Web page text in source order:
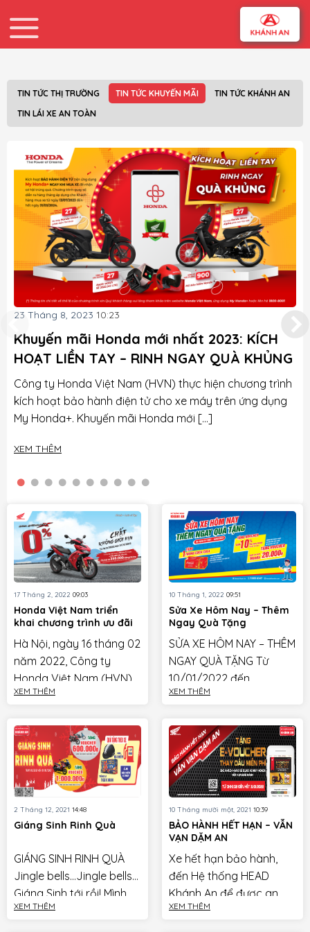
content
TIN TỨC THỊ TRƯỜNG TIN TỨC KHUYẾN MÃI
TIN TỨC KHÁNH AN
TIN LÁI XE AN TOÀN
23 Tháng 8, 2023 10:23
Khuyến mãi Honda mới nhất 2023: KÍCH
HOẠT LIỀN TAY – RINH NGAY QUÀ KHỦNG
Công ty Honda Việt Nam (HVN) thực hiện chương trình
kích hoạt bảo hành điện tử cho xe máy trên ứng dụng
My Honda+. Khuyến mãi Honda mới […]
XEM THÊM
17 Tháng 2, 2022 09:03
Honda Việt Nam triển
khai chương trình ưu đãi
WINNER X thế hệ mới –
“Mua Winner X 0% lãi
suất – Chất không giới
hạn” –
Hà Nội, ngày 16 tháng 02
năm 2022, Công ty
Honda Việt Nam (HVN)
thực hiện chương trình tri
suất – Chất […]
XEM THÊM
10 Tháng 1, 2022 09:51
Sửa Xe Hôm Nay – Thêm
Ngay Quà Tặng
SỬA XE HÔM NAY – THÊM
NGAY QUÀ TẶNG Từ
10/01/2022 đến
10/02/2022 Quý Khách
Honda Khánh An sẽ
được “THÊM NGAY QUÀ
[…]
XEM THÊM
2 Tháng 12, 2021 14:48
Giáng Sinh Rinh Quà
GIÁNG SINH RINH QUÀ
Jingle bells…Jingle bells…
Giáng Sinh tới rồi! Mình
cùng đến Khánh An xem
XEM THÊM
10 Tháng mười một, 2021 10:39
BẢO HÀNH HẾT HẠN – VẪN
VẠN DẶM AN
Xe hết hạn bảo hành,
đến Hệ thống HEAD
Khánh An để được an
tâm Thời gian: từ
XEM THÊM